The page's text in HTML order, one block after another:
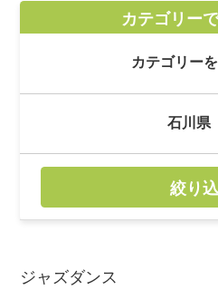
カテゴリー
絞り
ジャズダンス